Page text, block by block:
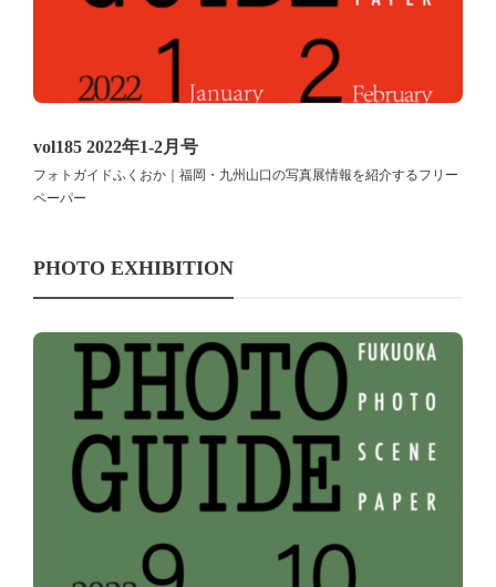
vol185 2022年1-2月号
フォトガイドふくおか｜福岡・九州山口の写真展情報を紹介するフリー
ペーパー
PHOTO EXHIBITION